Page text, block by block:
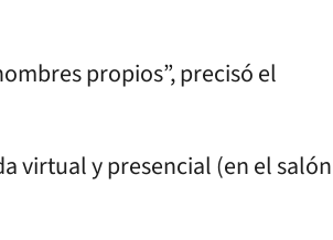
propios”, precisó el
virtual y presencial (en el salón